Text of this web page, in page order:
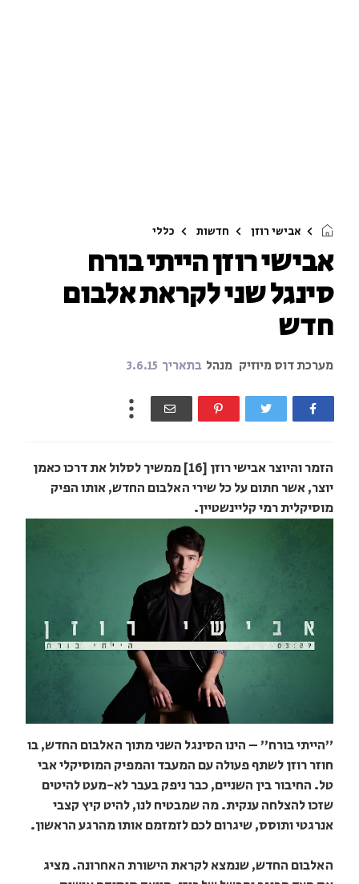
אבישי רוזן חדשות כללי
אבישי רוזן הייתי בורח
סינגל שני לקראת אלבום
חדש
מערכת דוס מיוזיק מנהל בתאריך 3.6.15
הזמר והיוצר אבישי רוזן [16] ממשיך לסלול את דרכו כאמן
יוצר, אשר חתום על כל שירי האלבום החדש, אותו הפיק
מוסיקלית רמי קליינשטיין.
"הייתי בורח" – הינו הסינגל השני מתוך האלבום החדש, בו
חוזר רוזן לשתף פעולה עם המעבד והמפיק המוסיקלי אבי
טל. החיבור בין השניים, כבר ניפק בעבר לא-מעט להיטים
שזכו להצלחה ענקית. מה שמבטיח לנו, להיט קיץ קצבי
אנרגטי ותוסס, שיגרום לכם לזמזמם אותו מהרגע הראשון.
האלבום החדש, שנמצא לקראת הישורת האחרונה. מציג